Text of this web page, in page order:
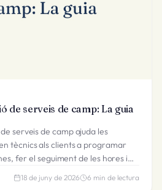
de serveis de camp: La guia
serveis de camp ajuda les
tècnics als clients a programar
fer el seguiment de les hores i
plataforma.
18 de juny de 2026 6 min de lectura